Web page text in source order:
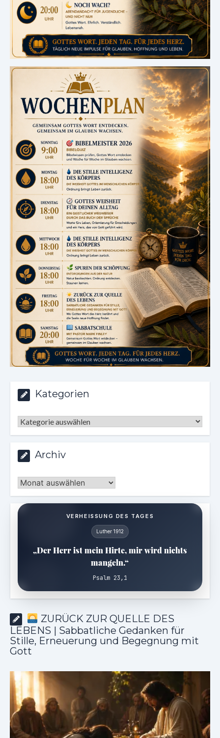
Kategorien
Kategorien
Archiv
Archiv
VERHEISSUNG DES TAGES
Luther 1912
„Der Herr ist mein Hirte, mir wird nichts
mangeln.“
Psalm 23,1
ZURÜCK ZUR QUELLE DES
LEBENS | Sabbatliche Gedanken für
Stille, Erneuerung und Begegnung mit
Gott